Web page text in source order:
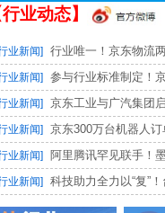
行业动态】
业新闻] 行业唯一！京东物流
业新闻] 参与行业标准制定！
业新闻] 京东工业与广汽集团
业新闻] 京东300万台机器人
业新闻] 阿里腾讯罕见联手！
业新闻] 科技助力全力以“复”